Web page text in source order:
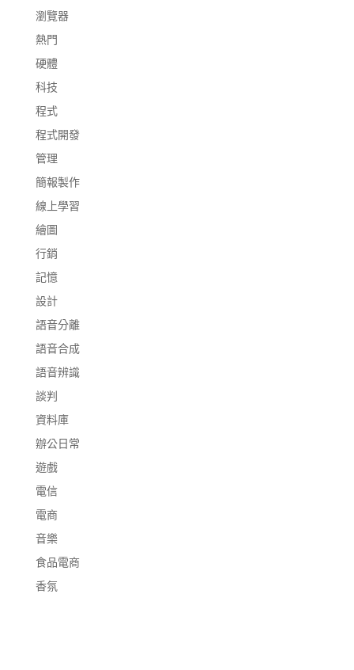
瀏覽器
熱門
硬體
科技
程式
程式開發
管理
簡報製作
線上學習
繪圖
行銷
記憶
設計
語音分離
語音合成
語音辨識
談判
資料庫
辦公日常
遊戲
電信
電商
音樂
食品電商
香氛